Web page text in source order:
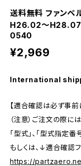
送料無料 ファンベ
H26.02～H28.07
0540
¥2,969
International
【適合確認は必ず事前
（注意）ご注文の際に
「型式」、「型式指定番
もしくは、↓適合確認
https://